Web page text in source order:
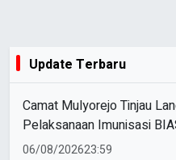
Update Terbaru
Camat Mulyorejo Tinjau
Pelaksanaan Imunisasi
di SD Muhammadiyah 18
06/08/202623:59